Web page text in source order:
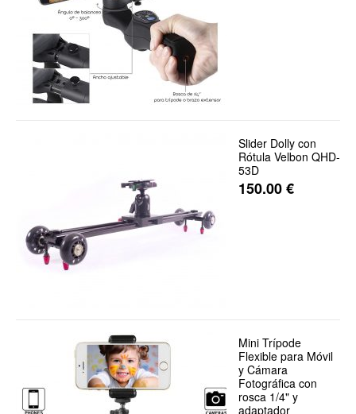
Slider Dolly con
Rótula Velbon QHD-
53D
150.00€
Mini Trípode
Flexible para Móvil
y Cámara
Fotográfica con
rosca 1/4" y
adaptador